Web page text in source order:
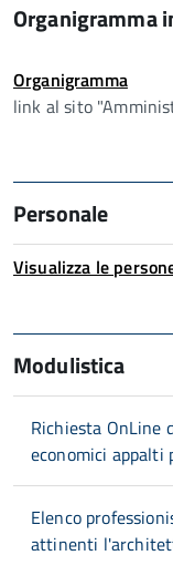
Organigramma
Organigramma
link al sito
Personale
Visualizza le
Modulistica
Richiesta OnLine
economici appalti
Elenco
attinenti